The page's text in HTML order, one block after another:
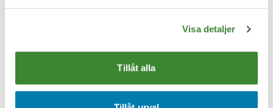
Visa detaljer
Tillåt alla
Pappersförpackningar